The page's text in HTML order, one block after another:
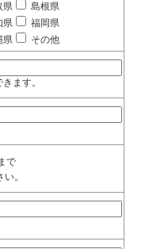
県
島根県
県
福岡県
県 その他
ます。
で
。